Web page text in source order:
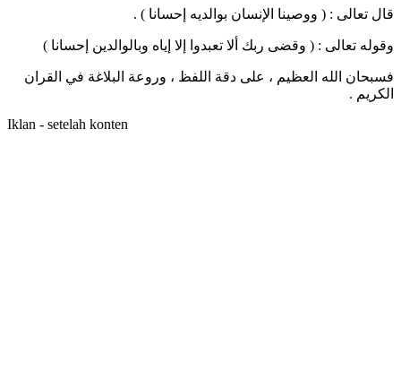
قال تعالى : ( ووصينا الإنسان بوالديه إحسانا ) .
وقوله تعالى : ( وقضى ربك ألا تعبدوا إلا إياه وبالوالدين إحسانا )
فسبحان الله العظيم ، على دقة اللفظ ، وروعة البلاغة في القران
الكريم .
Iklan - setelah konten